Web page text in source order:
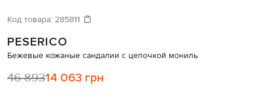
Давайте подберем что-то еще
Код товара: 285811
PESERICO
Бежевые кожаные сандалии с цепочкой мониль
46 89314 063 грн